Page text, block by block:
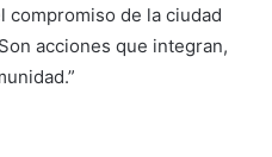
compromiso de la ciudad
acciones que integran,